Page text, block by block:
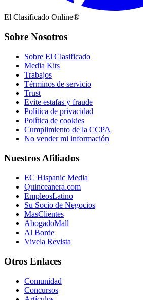
El Clasificado Online®
Sobre Nosotros
Sobre El Clasificado
Media Kits
Trabajos
Términos de servicio
Trust
Evite estafas y fraude
Política de privacidad
Política de cookies
Cumplimiento de la CCPA
No vender mi información
Nuestros Afiliados
EC Hispanic Media
Quinceanera.com
EmpleosLatino
Su Socio de Negocios
MasClientes
AbogadoMall
Al Borde
Vivela Revista
Otros Enlaces
Comunidad
Concursos